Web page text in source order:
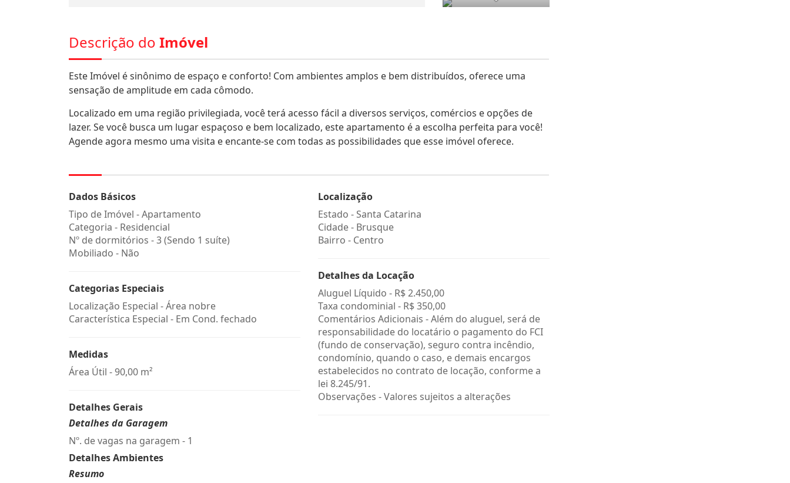
Descrição do Imóvel
Este Imóvel é sinônimo de espaço e conforto! Com ambientes amplos e bem distribuídos, oferece uma
sensação de amplitude em cada cômodo.
Localizado em uma região privilegiada, você terá acesso fácil a diversos serviços, comércios e opções de
lazer. Se você busca um lugar espaçoso e bem localizado, este apartamento é a escolha perfeita para você!
Agende agora mesmo uma visita e encante-se com todas as possibilidades que esse imóvel oferece.
Dados Básicos
Tipo de Imóvel - Apartamento
Categoria - Residencial
Nº de dormitórios - 3 (Sendo 1 suíte)
Mobiliado - Não
Categorias Especiais
Localização Especial - Área nobre
Característica Especial - Em Cond. fechado
Medidas
Área Útil - 90,00 m²
Detalhes Gerais
Detalhes da Garagem
Nº. de vagas na garagem - 1
Detalhes Ambientes
Resumo
Localização
Estado -Santa Catarina
Cidade - Brusque
Bairro - Centro
Detalhes da Locação
Aluguel Líquido - R$ 2.450,00
Taxa condominial - R$ 350,00
Comentários Adicionais - Além do aluguel, será de
responsabilidade do locatário o pagamento do FCI
(fundo de conservação), seguro contra incêndio,
condomínio, quando o caso, e demais encargos
estabelecidos no contrato de locação, conforme a
lei 8.245/91.
Observações - Valores sujeitos a alterações